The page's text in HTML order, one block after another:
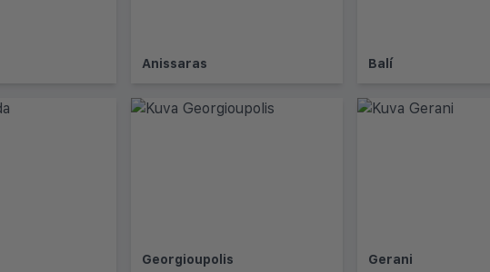
Anissaras Balí
Georgioupolis Gerani